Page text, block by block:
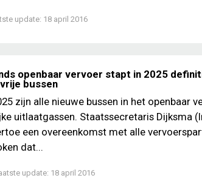
update: 18 april 2016
openbaar vervoer stapt in 2025
bussen
zijn alle nieuwe bussen in het openbaar
uitlaatgassen. Staatssecretaris Dijksma
een overeenkomst met alle
dat...
update: 18 april 2016